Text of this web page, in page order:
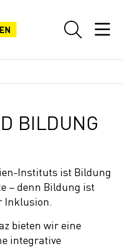
BILDUNG
Instituts ist Bildung
– denn Bildung ist
Inklusion.
bieten wir eine
integrative